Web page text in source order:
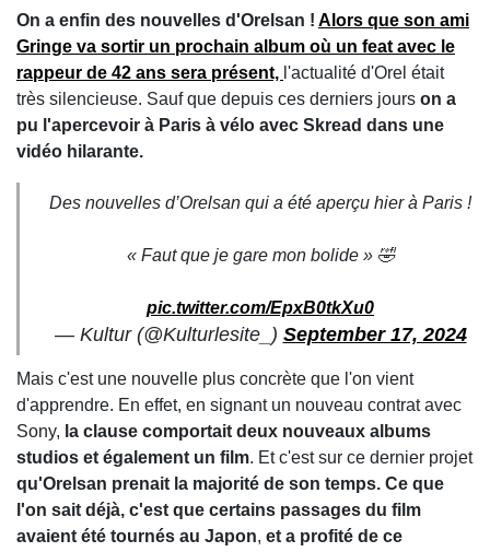
On a enfin des nouvelles d'Orelsan ! Alors que son ami
Gringe va sortir un prochain album où un feat avec le
rappeur de 42 ans sera présent, l'actualité d'Orel était
très silencieuse. Sauf que depuis ces derniers jours on a
pu l'apercevoir à Paris à vélo avec Skread dans une
vidéo hilarante.
Des nouvelles d’Orelsan qui a été aperçu hier à Paris !
« Faut que je gare mon bolide » 🤣
pic.twitter.com/EpxB0tkXu0
— Kultur (@Kulturlesite_) September 17, 2024
Mais c'est une nouvelle plus concrète que l'on vient
d'apprendre. En effet, en signant un nouveau contrat avec
Sony, la clause comportait deux nouveaux albums
studios et également un film. Et c'est sur ce dernier projet
qu'Orelsan prenait la majorité de son temps. Ce que
l'on sait déjà, c'est que certains passages du film
avaient été tournés au Japon, et a profité de ce